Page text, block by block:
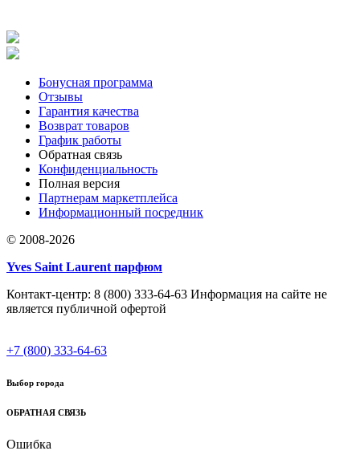
Бонусная программа
Отзывы
Гарантия качества
Возврат товаров
График работы
Обратная связь
Конфиденциальность
Полная версия
Партнерам маркетплейса
Информационный посредник
© 2008-2026
Yves Saint Laurent парфюм
Контакт-центр: 8 (800) 333-64-63 Информация на сайте не
является публичной офертой
+7 (800) 333-64-63
Выбор города
ОБРАТНАЯ СВЯЗЬ
Ошибка